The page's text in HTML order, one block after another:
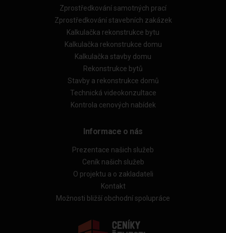
Zprostředkování samotných prací
Zprostředkování stavebních zakázek
Kalkulačka rekonstrukce bytu
Kalkulačka rekonstrukce domu
Kalkulačka stavby domu
Rekonstrukce bytů
Stavby a rekonstrukce domů
Technická videokonzultace
Kontrola cenových nabídek
Informace o nás
Prezentace našich služeb
Ceník našich služeb
O projektu a o zakladateli
Kontakt
Možnosti bližší obchodní spolupráce